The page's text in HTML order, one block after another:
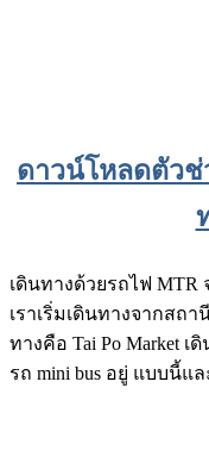
ดาวน์โหลดตัวช่
เดินทางด้วยรถไฟ
เราเริ่มเดินทางจากสถา
ทางคือ Tai Po Market เ
รถ mini bus อยู่ แบบนี้แ